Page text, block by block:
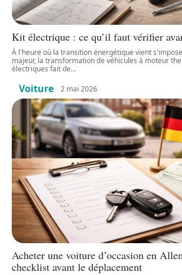
Kit électrique : ce qu’il faut vérifier
À l'heure où la transition énergétique vient
majeur, la transformation de véhicules à moteur
électriques fait de…
Voiture 2 mai 2026
Acheter une voiture d’occasion en
checklist avant le déplacement